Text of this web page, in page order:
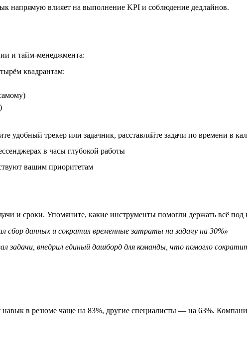
напрямую влияет на выполнение KPI и соблюдение дедлайнов.
и тайм-менеджмента:
квадрантам:
удобный трекер или задачник, расставляйте задачи по времени в
в часы глубокой работы
вашим приоритетам
и сроки. Упомяните, какие инструменты помогли держать всё под
сбор данных и сократил временные затраты на задачу на 30%»
внедрил единый дашборд для команды, что помогло
в резюме чаще на 83%, другие специалисты — на 63%.